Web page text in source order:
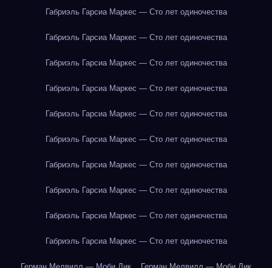
Габриэль Гарсиа Маркес — Сто лет одиночества
Габриэль Гарсиа Маркес — Сто лет одиночества
Габриэль Гарсиа Маркес — Сто лет одиночества
Габриэль Гарсиа Маркес — Сто лет одиночества
Габриэль Гарсиа Маркес — Сто лет одиночества
Габриэль Гарсиа Маркес — Сто лет одиночества
Габриэль Гарсиа Маркес — Сто лет одиночества
Габриэль Гарсиа Маркес — Сто лет одиночества
Габриэль Гарсиа Маркес — Сто лет одиночества
Габриэль Гарсиа Маркес — Сто лет одиночества